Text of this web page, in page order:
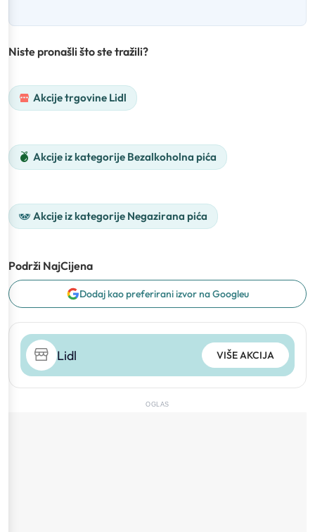
Niste pronašli što ste tražili?
Akcije trgovine Lidl
Akcije iz kategorije Bezalkoholna pića
Akcije iz kategorije Negazirana pića
Podrži NajCijena
Dodaj kao preferirani izvor na Googleu
Lidl VIŠE AKCIJA
OGLAS